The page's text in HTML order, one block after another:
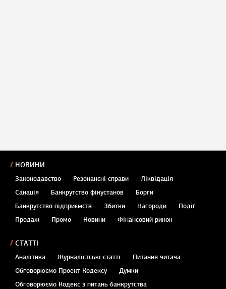
НОВИНИ
Законодавство Резонансні справи
Ліквідація
Санація
Банкрутство фінустанов
Борги
Банкрутство підприємств
Збитки Нагороди
Події
Продаж
Промо Новини Фінансовий ринок
СТАТТІ
Аналітика Журналістські статті
Питання читача
Обговорюємо Проект Кодексу
Думки
Обговорюємо Кодекс з питань банкрутства